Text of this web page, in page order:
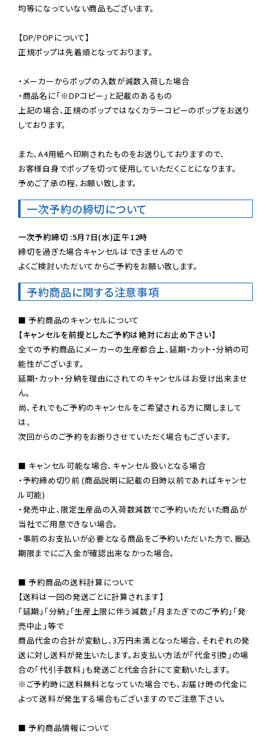
均等になっていない商品もございます。
【DP/POPについて】
正規ポップは先着順となっております。
・メーカーからポップの入数が減数入荷した場合
・商品名に「※DPコピー」と記載のあるもの
上記の場合、正規のポップではなくカラーコピーのポップをお送り
しております。
また、A4用紙へ印刷されたものをお送りしておりますので、
お客様自身でポップを切って使用していただくことになります。
予めご了承の程、お願い致します。
一次予約の締切について
一次予約締切 :5月7日(水)正午12時
締切を過ぎた場合キャンセルはできませんので
よくご検討いただいてからご予約をお願い致します。
予約商品に関する注意事項
【キャンセルを前提としたご予約は絶対にお止め下さい】
全ての予約商品にメーカーの生産都合上、延期・カット・分納の可
能性がございます。
延期・カット・分納を理由にされてのキャンセルはお受け出来ませ
ん。
尚、それでもご予約のキャンセルをご希望される方に関しまして
は、
次回からのご予約をお断りさせていただく場合もございます。
■ キャンセル可能な場合、キャンセル扱いとなる場合
・予約締め切り前 (商品説明に記載の日時以前であればキャンセ
ル可能)
・発売中止、限定生産品の入荷数減数でご予約いただいた商品が
当社でご用意できない場合。
・事前のお支払いが必要となる商品をご予約いただいた方で、振込
期限までにご入金が確認出来なかった場合。
■ 予約商品の送料計算について
【送料は一回の発送ごとに計算されます】
「延期」「分納」「生産上限に伴う減数」「月またぎでのご予約」「発
売中止」等で
商品代金の合計が変動し、3万円未満となった場合、それぞれの発
送に対し送料が発生いたします。お支払い方法が「代金引換」の場
※ご予約時に送料無料となっていた場合でも、お届け時の代金に
よって送料が発生する場合もございますのでご注意下さい。
■ 予約商品情報について